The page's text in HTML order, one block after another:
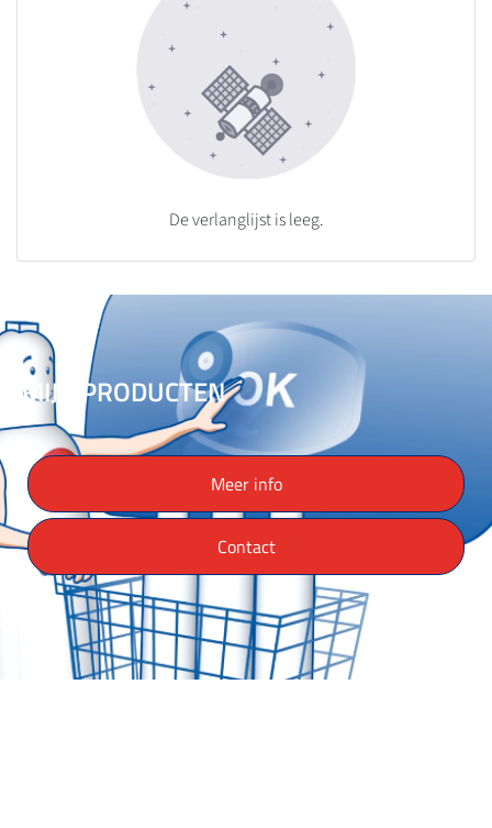
De verlanglijst is leeg.
MIJN PRODUCTEN
Meer info
Contact